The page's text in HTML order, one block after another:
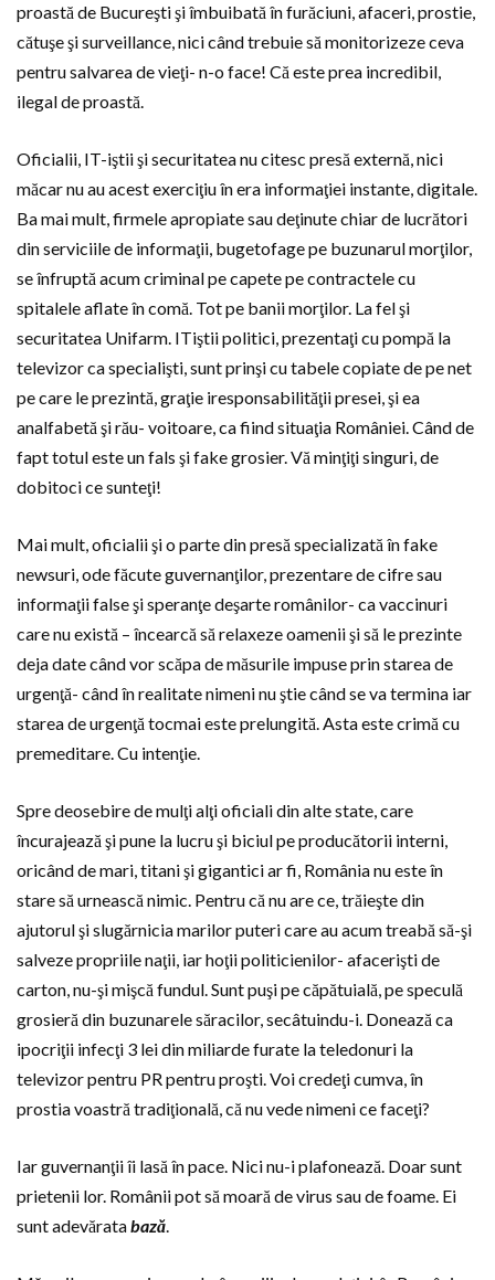
proastă de Bucureşti şi îmbuibată în furăciuni, afaceri, prostie,
cătuşe şi surveillance, nici când trebuie să monitorizeze ceva
pentru salvarea de vieţi- n-o face! Că este prea incredibil,
ilegal de proastă.
Oficialii, IT-iştii şi securitatea nu citesc presă externă, nici
măcar nu au acest exerciţiu în era informaţiei instante, digitale.
Ba mai mult, firmele apropiate sau deţinute chiar de lucrători
din serviciile de informaţii, bugetofage pe buzunarul morţilor,
se înfruptă acum criminal pe capete pe contractele cu
spitalele aflate în comă. Tot pe banii morţilor. La fel şi
securitatea Unifarm. ITiştii politici, prezentaţi cu pompă la
televizor ca specialişti, sunt prinşi cu tabele copiate de pe net
pe care le prezintă, graţie iresponsabilităţii presei, şi ea
analfabetă şi rău- voitoare, ca fiind situaţia României. Când de
fapt totul este un fals şi fake grosier. Vă minţiţi singuri, de
dobitoci ce sunteţi!
Mai mult, oficialii şi o parte din presă specializată în fake
newsuri, ode făcute guvernanţilor, prezentare de cifre sau
informaţii false şi speranţe deşarte românilor- ca vaccinuri
care nu există – încearcă să relaxeze oamenii şi să le prezinte
deja date când vor scăpa de măsurile impuse prin starea de
urgenţă- când în realitate nimeni nu ştie când se va termina iar
starea de urgenţă tocmai este prelungită. Asta este crimă cu
premeditare. Cu intenţie.
Spre deosebire de mulţi alţi oficiali din alte state, care
încurajează şi pune la lucru şi biciul pe producătorii interni,
oricând de mari, titani şi gigantici ar fi, România nu este în
stare să urnească nimic. Pentru că nu are ce, trăieşte din
ajutorul şi slugărnicia marilor puteri care au acum treabă să-şi
salveze propriile naţii, iar hoţii politicienilor- afacerişti de
carton, nu-şi mişcă fundul. Sunt puşi pe căpătuială, pe speculă
grosieră din buzunarele săracilor, secâtuindu-i. Donează ca
ipocriţii infecţi 3 lei din miliarde furate la teledonuri la
televizor pentru PR pentru proşti. Voi credeţi cumva, în
prostia voastră tradiţională, că nu vede nimeni ce faceţi?
Iar guvernanţii îi lasă în pace. Nici nu-i plafonează. Doar sunt
prietenii lor. Românii pot să moară de virus sau de foame. Ei
sunt adevăratabază.